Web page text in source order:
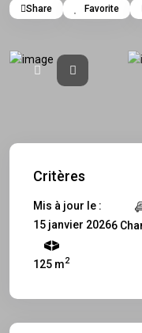
Share Favorite
Critères
Mis à jour le :
15 janvier 20266
125 m2